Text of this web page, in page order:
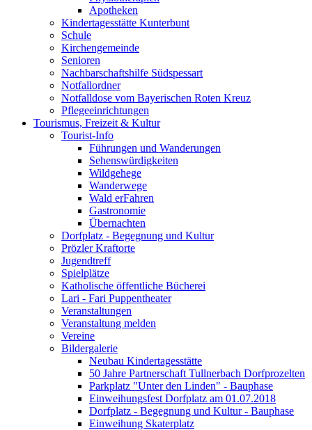
Apotheken
Kindertagesstätte Kunterbunt
Schule
Kirchengemeinde
Senioren
Nachbarschaftshilfe Südspessart
Notfallordner
Notfalldose vom Bayerischen Roten Kreuz
Pflegeeinrichtungen
Tourismus, Freizeit & Kultur
Tourist-Info
Führungen und Wanderungen
Sehenswürdigkeiten
Wildgehege
Wanderwege
Wald erFahren
Gastronomie
Übernachten
Dorfplatz - Begegnung und Kultur
Prözler Kraftorte
Jugendtreff
Spielplätze
Katholische öffentliche Bücherei
Lari - Fari Puppentheater
Veranstaltungen
Veranstaltung melden
Vereine
Bildergalerie
Neubau Kindertagesstätte
50 Jahre Partnerschaft Tullnerbach Dorfprozelten
Parkplatz "Unter den Linden" - Bauphase
Einweihungsfest Dorfplatz am 01.07.2018
Dorfplatz - Begegnung und Kultur - Bauphase
Einweihung Skaterplatz